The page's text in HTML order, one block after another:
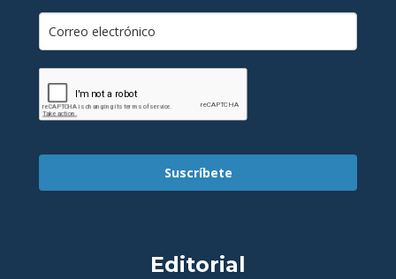
Suscríbete
Editorial